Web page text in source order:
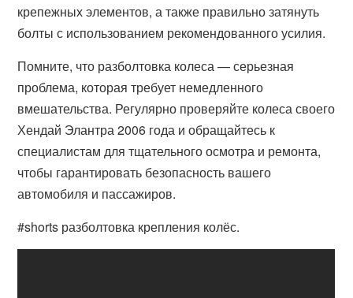
крепежных элементов, а также правильно затянуть
болты с использованием рекомендованного усилия.
Помните, что разболтовка колеса — серьезная
проблема, которая требует немедленного
вмешательства. Регулярно проверяйте колеса своего
Хендай Элантра 2006 года и обращайтесь к
специалистам для тщательного осмотра и ремонта,
чтобы гарантировать безопасность вашего
автомобиля и пассажиров.
#shorts разболтовка крепления колёс.